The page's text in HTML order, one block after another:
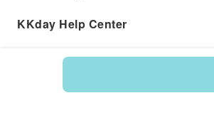
KKday Help Center
Product: 597657